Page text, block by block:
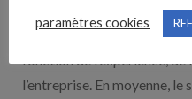
Le salaire d’un secrétaire
fonction de l’expérience,
l’entreprise. En moyenne,
paramètres cookies